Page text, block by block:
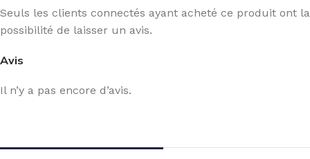
Avis
Il n’y a pas encore d’avis.
Seuls les clients connectés ayant acheté ce produit ont la
possibilité de laisser un avis.